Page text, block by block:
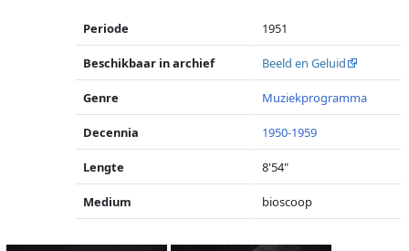
Periode 1951
Beschikbaar in archief Beeld en Geluid
Genre Muziekprogramma
Decennia 1950-1959
Lengte 8'54"
Medium bioscoop